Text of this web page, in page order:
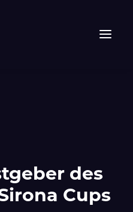
des
Cups